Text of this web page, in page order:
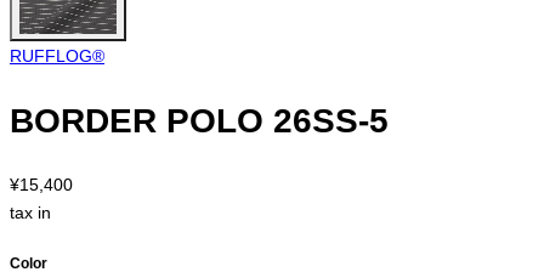
RUFFLOG®︎
BORDER POLO 26SS-5
¥15,400
tax in
Color